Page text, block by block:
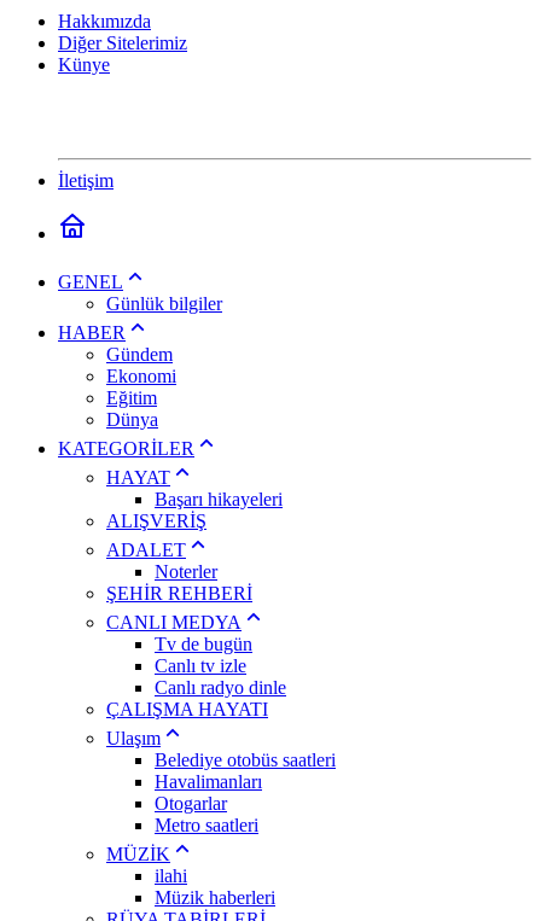
Hakkımızda
Diğer Sitelerimiz
Künye
İletişim
GENEL
Günlük bilgiler
HABER
Gündem
Ekonomi
Eğitim
Dünya
KATEGORİLER
HAYAT
Başarı hikayeleri
ALIŞVERİŞ
ADALET
Noterler
ŞEHİR REHBERİ
CANLI MEDYA
Tv de bugün
Canlı tv izle
Canlı radyo dinle
ÇALIŞMA HAYATI
Ulaşım
Belediye otobüs saatleri
Havalimanları
Otogarlar
Metro saatleri
MÜZİK
ilahi
Müzik haberleri